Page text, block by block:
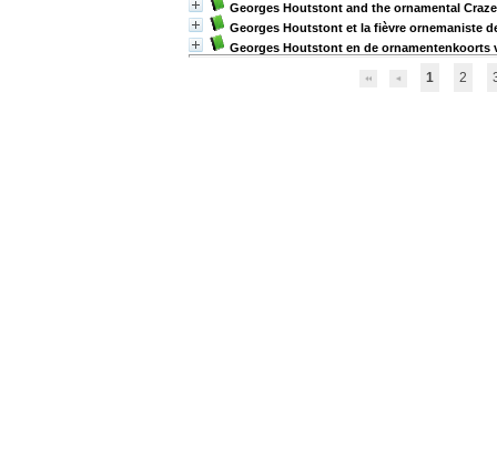
Georges Houtstont and the ornamental
Georges Houtstont et la fièvre ornemaniste
Georges Houtstont en de ornamentenkoorts
1 2